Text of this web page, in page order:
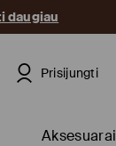
daugiau
Prisijungti
Aksesuarai